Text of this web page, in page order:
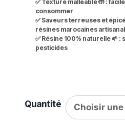
✅ Texture malléable 🤲 :
consommer
✅ Saveurs terreuses et
résines marocaines
✅ Résine 100% naturelle 🌱 :
pesticides
Quantité